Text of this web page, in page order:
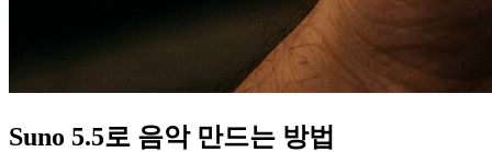
Suno 5.5로 음악 만드는 방법